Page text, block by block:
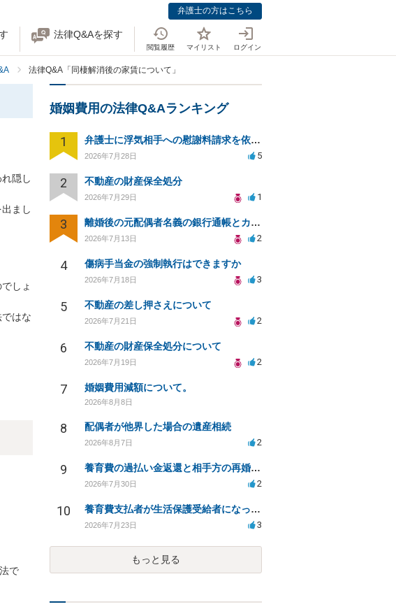
弁護士の方はこちら
法律Q&Aを探す
閲覧履歴 マイリスト ログイン
法律Q&A「同棲解消後の家賃について」
隠し
まし
しょ
はな
で
婚姻費用の法律Q&Aランキング
1 弁護士に浮気相手への慰謝料請求を依頼する費用相場は？
2026年7月28日 5
2 不動産の財産保全処分
2026年7月29日 1
3 離婚後の元配偶者名義の銀行通帳とカードの処分方法について
2026年7月13日 2
4 傷病手当金の強制執行はできますか
2026年7月18日 3
5 不動産の差し押さえについて
2026年7月21日 2
6 不動産の財産保全処分について
2026年7月19日 2
7 婚姻費用減額について。
2026年8月8日
8 配偶者が他界した場合の遺産相続
2026年8月7日 2
9 養育費の過払い金返還と相手方の再婚に関する相談
2026年7月30日 2
10 養育費支払者が生活保護受給者になった場合の支払い可否
2026年7月23日 3
もっと見る